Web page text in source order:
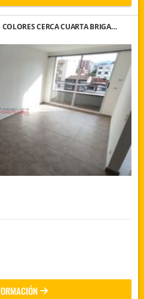
CERCA CUARTA BRIGA…